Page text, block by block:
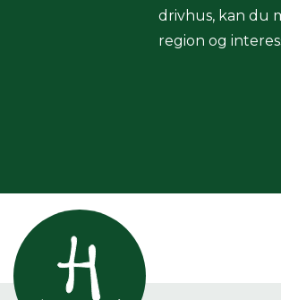
drivhus, kan du
region og